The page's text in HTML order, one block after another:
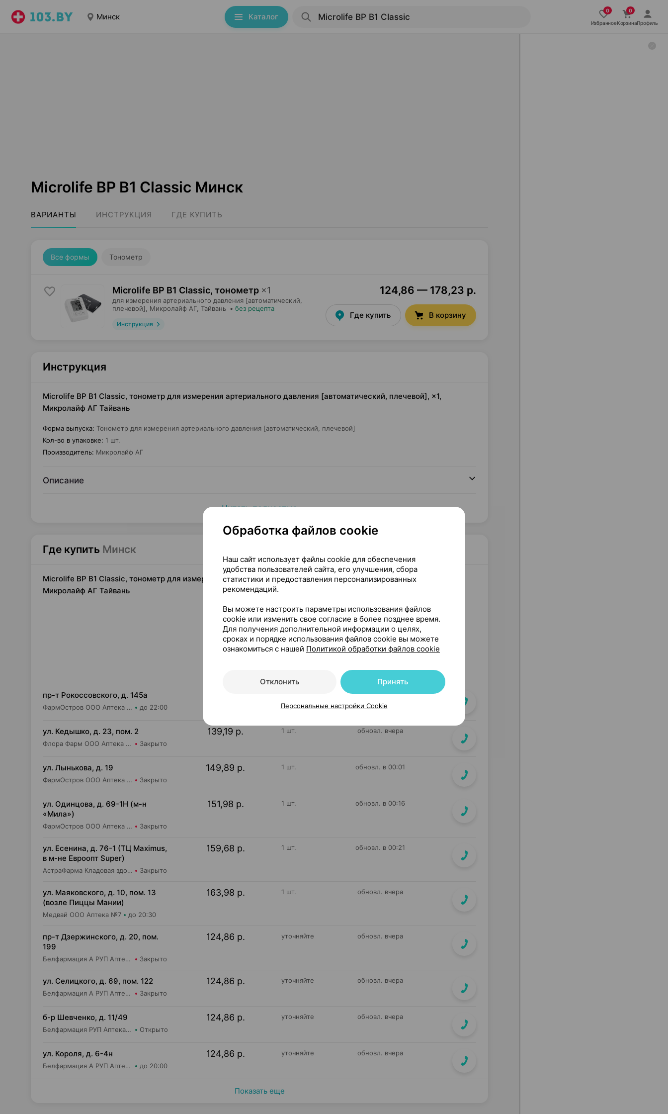
Минск Каталог
ИзбранноеКорзинаПрофиль
Microlife BP B1 Classic Минск
ВАРИАНТЫ ИНСТРУКЦИЯ ГДЕ КУПИТЬ
Все формы Тонометр
Microlife BP B1 Classic, тонометр ×1
для измерения артериального давления [автоматический,
плечевой],
Микролайф АГ , Тайвань • без рецепта
Инструкция
124,86 — 178,23 р.
Где купить В корзину
Инструкция
Microlife BP B1 Classic, тонометр для измерения артериального давления [автоматический, плечевой], ×1,
Микролайф АГ Тайвань
Форма выпуска: Тонометр для измерения артериального давления [автоматический, плечевой]
Кол-во в упаковке: 1 шт.
Производитель: Микролайф АГ
Описание
Читать полностью
Где купить Минск
Microlife BP B1 Classic, тонометр для измерения артериального давления [автоматический, плечевой], ×1,
Микролайф АГ Тайвань
На карте
562
пр-т Рокоссовского, д. 145а
ФармОстров ООО Аптека №9 на Рокоссовского до 22:00
обновл. в 08:21
ул. Кедышко, д. 23, пом. 2
Флора Фарм ООО Аптека №21 Закрыто
139,19 р. 1 шт. обновл. вчера
ул. Лынькова, д. 19
ФармОстров ООО Аптека №7 на Лынькова Закрыто
149,89 р. 1 шт. обновл. в 00:01
ул. Одинцова, д. 69-1Н (м-н
«Мила»)
ФармОстров ООО Аптека №16 на Одинцова Закрыто
151,98 р. 1 шт. обновл. в 00:16
ул. Есенина, д. 76-1 (ТЦ Maximus,
в м-не Евроопт Super)
АстраФарма Кладовая здоровья ООО Аптека №9 Закрыто
159,68 р. 1 шт. обновл. в 00:21
ул. Маяковского, д. 10, пом. 13
(возле Пиццы Мании)
Медвай ООО Аптека №7 до 20:30
163,98 р. 1 шт. обновл. вчера
пр-т Дзержинского, д. 20, пом.
199
Белфармация А РУП Аптека №11 Закрыто
124,86 р. уточняйте обновл. вчера
ул. Селицкого, д. 69, пом. 122
Белфармация А РУП Аптека №102 Закрыто
124,86 р. уточняйте обновл. вчера
б-р Шевченко, д. 11/49
Белфармация РУП Аптека №36 (дежурная) Открыто
124,86 р. уточняйте обновл. вчера
ул. Короля, д. 6-4н
Белфармация А РУП Аптека №11 до 20:00
124,86 р. уточняйте обновл. вчера
Показать еще
Обработка файлов cookie
Наш сайт использует файлы cookie для обеспечения
удобства пользователей сайта, его улучшения, сбора
статистики и предоставления персонализированных
рекомендаций.
Вы можете настроить параметры использования файлов
cookie или изменить свое согласие в более позднее время.
Для получения дополнительной информации о целях,
сроках и порядке использования файлов cookie вы можете
ознакомиться с нашей Политикой обработки файлов cookie
Отклонить Принять
Персональные настройки Cookie